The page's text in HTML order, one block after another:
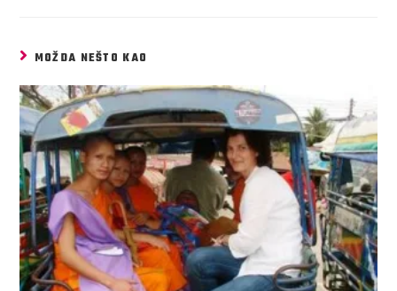
MOŽDA NEŠTO KAO